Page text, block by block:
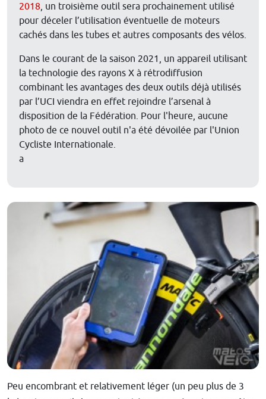
2018, un troisième outil sera prochainement utilisé
pour déceler l’utilisation éventuelle de moteurs
cachés dans les tubes et autres composants des vélos.
Dans le courant de la saison 2021, un appareil utilisant
la technologie des rayons X à rétrodiffusion
combinant les avantages des deux outils déjà utilisés
par l’UCI viendra en effet rejoindre l’arsenal à
disposition de la Fédération. Pour l'heure, aucune
photo de ce nouvel outil n'a été dévoilée par l'Union
Cycliste Internationale.
a
Peu encombrant et relativement léger (un peu plus de 3